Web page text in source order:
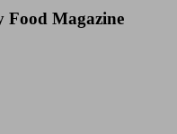
Food Magazine